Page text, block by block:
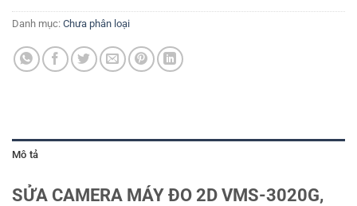
Danh mục: Chưa phân loại
Mô tả
SỬA CAMERA MÁY ĐO 2D VMS-3020G,